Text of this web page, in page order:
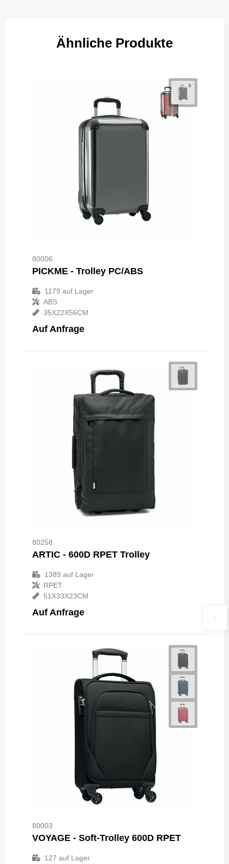
Ähnliche Produkte
80006
PICKME - Trolley PC/ABS
1179 auf Lager
ABS
35X22X56CM
Auf Anfrage
80258
ARTIC - 600D RPET Trolley
1389 auf Lager
RPET
51X33X23CM
Auf Anfrage
80003
VOYAGE - Soft-Trolley 600D RPET
127 auf Lager